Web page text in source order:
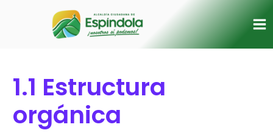
1.1 Estructura
orgánica